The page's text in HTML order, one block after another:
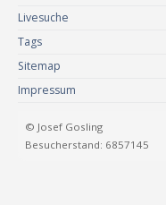
Livesuche
Tags
Sitemap
Impressum
© Josef Gosling
Besucherstand: 6857145